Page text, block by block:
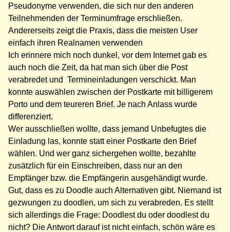
Pseudonyme verwenden, die sich nur den anderen
Teilnehmenden der Terminumfrage erschließen.
Andererseits zeigt die Praxis, dass die meisten User
einfach ihren Realnamen verwenden
Ich erinnere mich noch dunkel, vor dem Internet gab es
auch noch die Zeit, da hat man sich über die Post
verabredet und Termineinladungen verschickt. Man
konnte auswählen zwischen der Postkarte mit billigerem
Porto und dem teureren Brief. Je nach Anlass wurde
differenziert.
Wer ausschließen wollte, dass jemand Unbefugtes die
Einladung las, konnte statt einer Postkarte den Brief
wählen. Und wer ganz sichergehen wollte, bezahlte
zusätzlich für ein Einschreiben, dass nur an den
Empfänger bzw. die Empfängerin ausgehändigt wurde.
Gut, dass es zu Doodle auch Alternativen gibt. Niemand ist
gezwungen zu doodlen, um sich zu verabreden. Es stellt
sich allerdings die Frage: Doodlest du oder doodlest du
nicht? Die Antwort darauf ist nicht einfach, schön wäre es